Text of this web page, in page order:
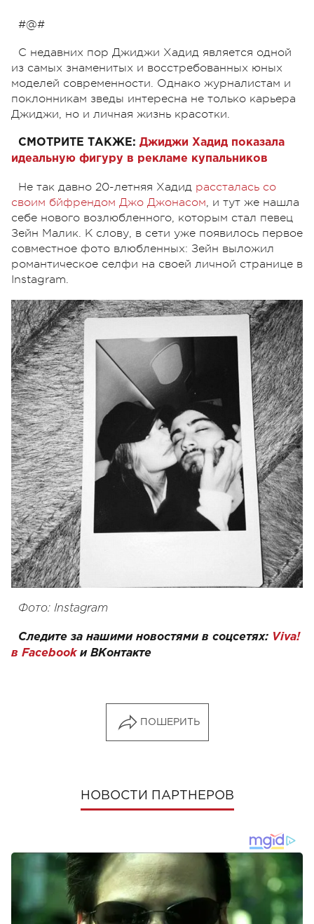
#@#
С недавних пор Джиджи Хадид является одной
из самых знаменитых и восстребованных юных
моделей современности. Однако журналистам и
поклонникам зведы интересна не только карьера
Джиджи, но и личная жизнь красотки.
СМОТРИТЕ ТАКЖЕ: Джиджи Хадид показала
идеальную фигуру в рекламе купальников
Не так давно 20-летняя Хадид рассталась со
своим бйфрендом Джо Джонасом, и тут же нашла
себе нового возлюбленного, которым стал певец
Зейн Малик. К слову, в сети уже появилось первое
совместное фото влюбленных: Зейн выложил
романтическое селфи на своей личной странице в
Instagram.
Фото: Instagram
Следите за нашими новостями в соцсетях: Viva!
в Facebookи ВКонтакте
ПОШЕРИТЬ
НОВОСТИ ПАРТНЕРОВ